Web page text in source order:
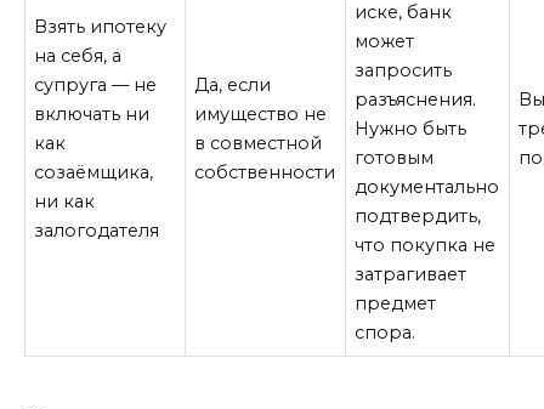
Взять ипотеку
на себя, а
супруга — не
включать ни
как
созаёмщика,
ни как
залогодателя
Да, если
имущество не
в совместной
собственности
иске, банк
может
запросить
разъяснения.
Нужно быть
готовым
документально
подтвердить,
что покупка не
затрагивает
предмет
спора.